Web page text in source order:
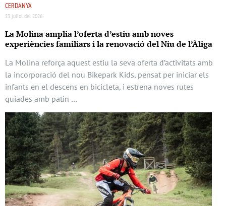
CERDANYA
23 juliol del 2026
La Molina amplia l’oferta d’estiu amb noves
experiències familiars i la renovació del Niu de l’Àliga
La Molina reforça aquest estiu la seva oferta d’activitats amb
la incorporació del nou Bikepark Kids, pensat per iniciar els
infants en el descens en bicicleta, i estrena noves rutes
guiades amb patin …